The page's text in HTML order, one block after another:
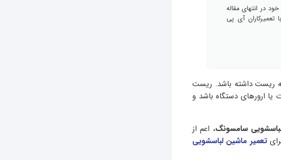
در انتهای مقاله
آی پی
ریست داشته باشد. ریست
ارورهای دستگاه باشد و
سامسونگ، اعم از
تعمیر ماشین لباسشویی